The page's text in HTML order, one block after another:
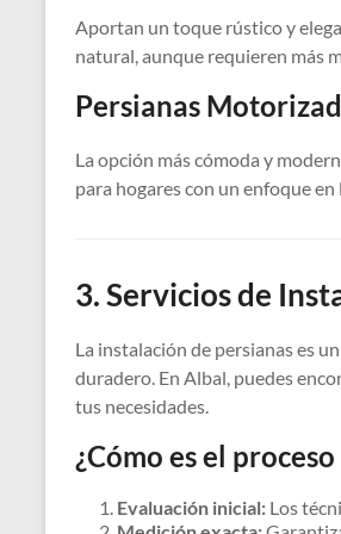
Aportan un toque rústico y
natural, aunque requieren más
Persianas
La opción más cómoda y
para hogares con un enfoque
3. Servicios de
La instalación de persianas es
duradero. En Albal, puedes
tus necesidades.
¿Cómo es el
Evaluación inicial: Los